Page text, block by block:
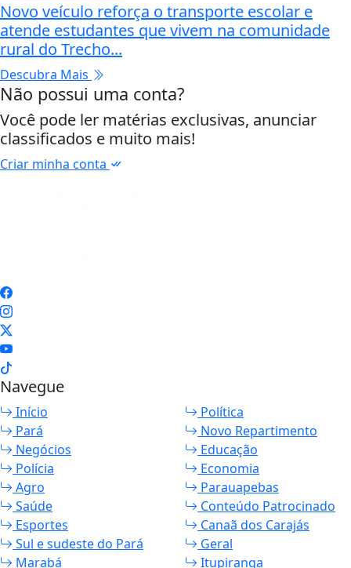
Novo veículo reforça o transporte escolar e
atende estudantes que vivem na comunidade
rural do Trecho...
Descubra Mais
Não possui uma conta?
Você pode ler matérias exclusivas, anunciar
classificados e muito mais!
Criar minha conta
Navegue
Início
Política
Pará
Novo Repartimento
Negócios
Educação
Polícia
Economia
Agro
Parauapebas
Saúde
Conteúdo Patrocinado
Esportes
Canaã dos Carajás
Sul e sudeste do Pará
Geral
Marabá
Itupiranga